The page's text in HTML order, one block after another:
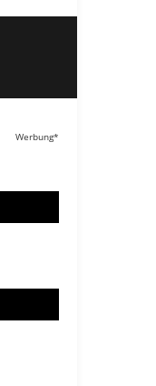
Werbung*